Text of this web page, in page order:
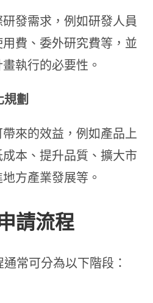
發需求，例如研發人員
費、委外研究費等，並
執行的必要性。
劃
來的效益，例如產品上
本、提升品質、擴大市
方產業發展等。
請流程
常可分為以下階段：